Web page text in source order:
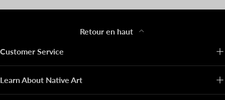
Retour en haut
Customer Service
Learn About Native Art